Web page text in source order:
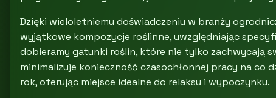
Dzięki wieloletniemu doświadczeniu w branży
wyjątkowe kompozycje roślinne, uwzględniając
dobieramy gatunki roślin, które nie tylko zachwycają
minimalizuje konieczność czasochłonnej pracy na co
rok, oferując miejsce idealne do relaksu i wypoczynku.